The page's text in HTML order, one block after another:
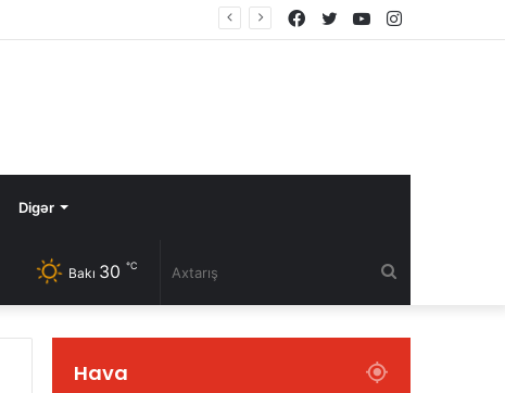
YouTube
Twitter
Facebook
Digər
Bakı 30 ℃
Hava